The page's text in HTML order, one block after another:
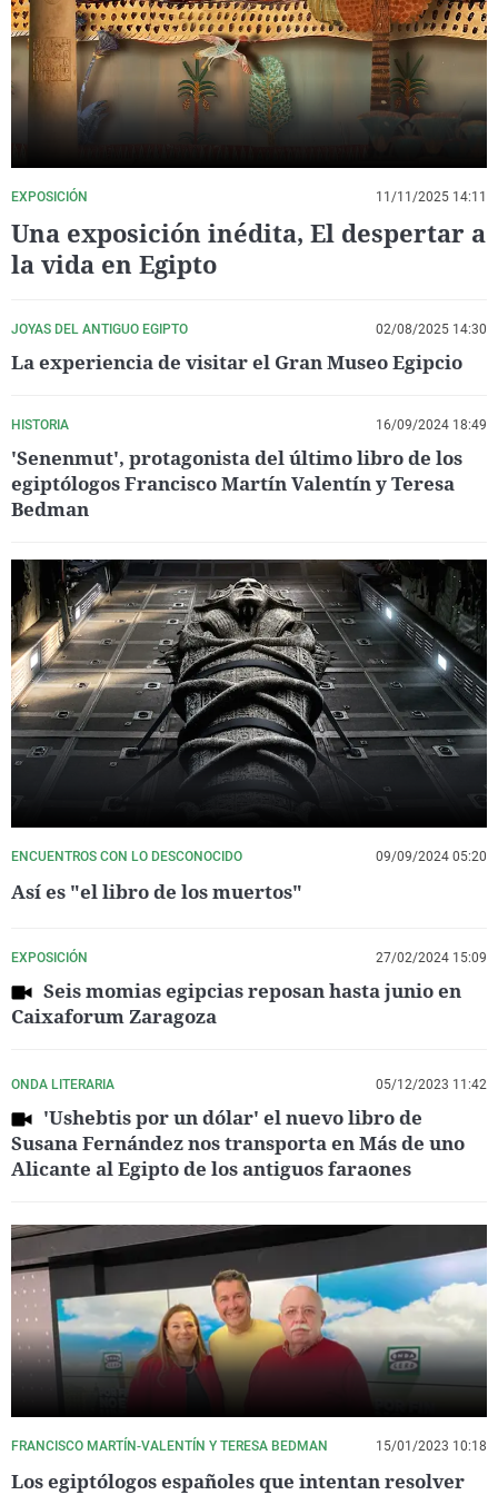
La rosa de los vientos
Gente viajera
Como el perro y el
Caso
Retornados
Equipo de
Operación Viuda
Extremadura
Galicia
La Rioja
País Vasco
Virales
Televisión
Elecciones
EXPOSICIÓN 11/11/2025 14:11
Una exposición inédita, El despertar a
la vida en Egipto
JOYAS DEL ANTIGUO EGIPTO 02/08/2025 14:30
La experiencia de visitar el Gran Museo Egipcio
HISTORIA 16/09/2024 18:49
'Senenmut', protagonista del último libro de los
egiptólogos Francisco Martín Valentín y Teresa
Bedman
ENCUENTROS CON LO DESCONOCIDO 09/09/2024 05:20
Así es "el libro de los muertos"
EXPOSICIÓN 27/02/2024 15:09
Seis momias egipcias reposan hasta junio en
Caixaforum Zaragoza
ONDA LITERARIA 05/12/2023 11:42
'Ushebtis por un dólar' el nuevo libro de
Susana Fernández nos transporta en Más de uno
Alicante al Egipto de los antiguos faraones
FRANCISCO MARTÍN-VALENTÍN Y TERESA BEDMAN 15/01/2023 10:18
Los egiptólogos españoles que intentan resolver